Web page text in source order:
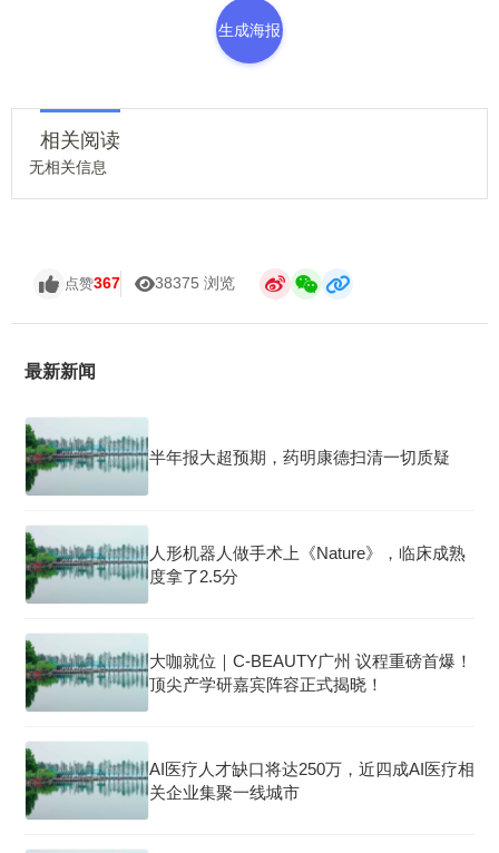
生成海报
相关阅读
无相关信息
点赞367 38375 浏览
最新新闻
半年报大超预期，药明康德扫清一切质疑
人形机器人做手术上《Nature》，临床成熟
度拿了2.5分
大咖就位｜C-BEAUTY广州 议程重磅首爆！
顶尖产学研嘉宾阵容正式揭晓！
AI医疗人才缺口将达250万，近四成AI医疗相
关企业集聚一线城市